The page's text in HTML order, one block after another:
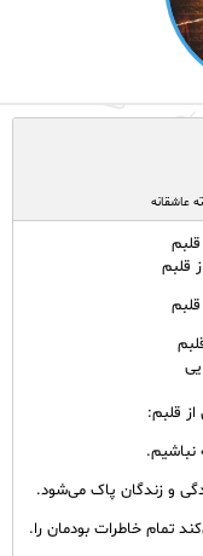
عاشقانه
قلبم:
و زندگان پاک می‌شود.
تمام خاطرات بودمان را.